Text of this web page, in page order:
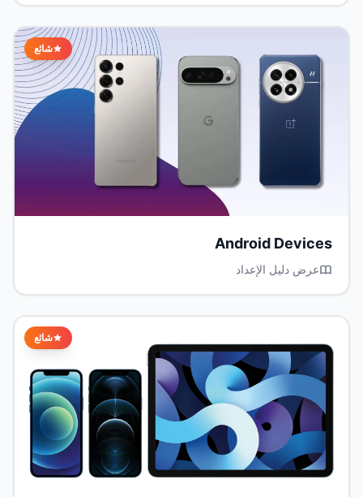
شائع
Android Devices
عرض دليل الإعداد
شائع